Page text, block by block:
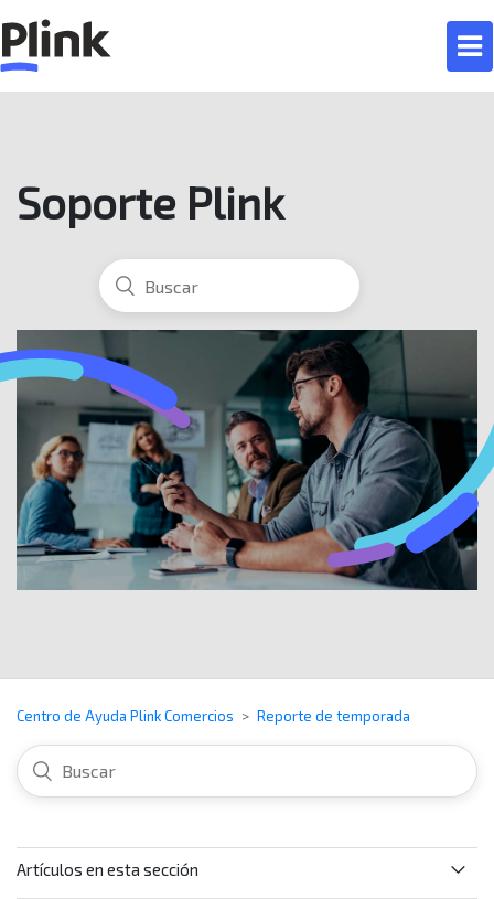
Soporte Plink
Centro de Ayuda Plink Comercios Reporte de temporada
Artículos en esta sección